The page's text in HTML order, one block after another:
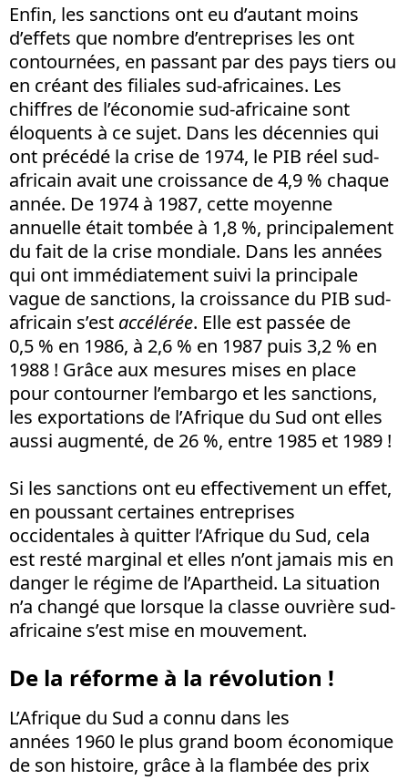
Enfin, les sanctions ont eu d’autant moins
d’effets que nombre d’entreprises les ont
contournées, en passant par des pays tiers ou
en créant des filiales sud-africaines. Les
chiffres de l’économie sud-africaine sont
éloquents à ce sujet. Dans les décennies qui
ont précédé la crise de 1974, le PIB réel sud-
africain avait une croissance de 4,9 % chaque
année. De 1974 à 1987, cette moyenne
annuelle était tombée à 1,8 %, principalement
du fait de la crise mondiale. Dans les années
qui ont immédiatement suivi la principale
vague de sanctions, la croissance du PIB sud-
africain s’est accélérée. Elle est passée de
0,5 % en 1986, à 2,6 % en 1987 puis 3,2 % en
1988 ! Grâce aux mesures mises en place
pour contourner l’embargo et les sanctions,
les exportations de l’Afrique du Sud ont elles
aussi augmenté, de 26 %, entre 1985 et 1989 !
Si les sanctions ont eu effectivement un effet,
en poussant certaines entreprises
occidentales à quitter l’Afrique du Sud, cela
est resté marginal et elles n’ont jamais mis en
danger le régime de l’Apartheid. La situation
n’a changé que lorsque la classe ouvrière sud-
africaine s’est mise en mouvement.
De la réforme à la révolution !
L’Afrique du Sud a connu dans les
années 1960 le plus grand boom économique
de son histoire, grâce à la flambée des prix